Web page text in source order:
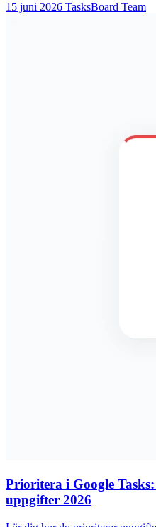
15 juni 2026 TasksBoard Team
Prioritera i Google
uppgifter 2026